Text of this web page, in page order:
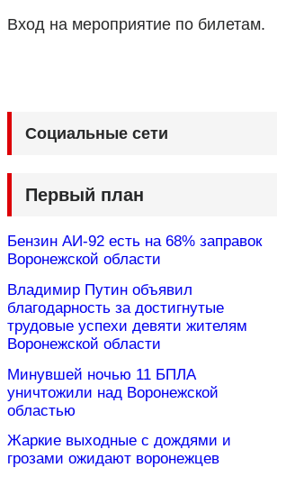
Вход на мероприятие по билетам.
Социальные сети
Первый план
Бензин АИ-92 есть на 68% заправок
Воронежской области
Владимир Путин объявил
благодарность за достигнутые
трудовые успехи девяти жителям
Воронежской области
Минувшей ночью 11 БПЛА
уничтожили над Воронежской
областью
Жаркие выходные с дождями и
грозами ожидают воронежцев